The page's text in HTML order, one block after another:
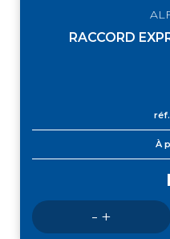
RACCORD
réf.
À
- Nombre
de
+